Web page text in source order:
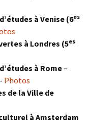
à Venise (6es
à Londres (5es
à Rome–
Photos
de la Ville de
à Amsterdam